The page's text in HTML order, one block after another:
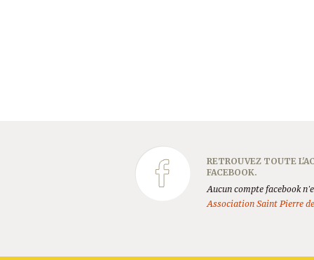
RETROUVEZ TOUTE
FACEBOOK.
Aucun compte facebook
Association Saint Pierre